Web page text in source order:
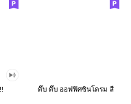
ดึ๊บ ดึ๊บ ออฟฟิศซินโดรม สี่